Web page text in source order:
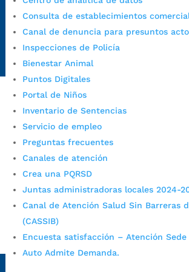
Consulta de establecimientos
Canal de denuncia para presuntos
Inspecciones de Policía
Bienestar Animal
Puntos Digitales
Portal de Niños
Inventario de Sentencias
Servicio de empleo
Preguntas frecuentes
Canales de atención
Crea una PQRSD
Juntas administradoras locales 2024-
Canal de Atención Salud Sin Barreras
(CASSIB)
Encuesta satisfacción – Atención
Auto Admite Demanda.
https://canaldenuncia.bucaramanga.gov.co/
Emergencia:https://
Radique aquí su queja disciplinaria:
https://www.bucaramanga.gov.co/gobierno-
1/secretarias/oficina-de-control-interno-
Alcaldía de Bucaramanga
@AlcaldíaBGA
Alcaldía de Bucaramanga
PrensaBucaramanga